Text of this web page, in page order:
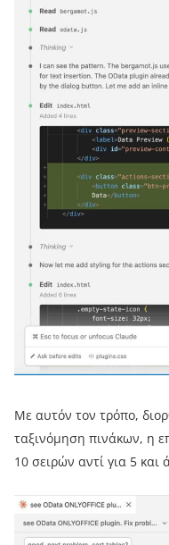
Με αυτόν τον τρόπο,
ταξινόμηση πινάκων, η
10 σειρών αντί για 5 και